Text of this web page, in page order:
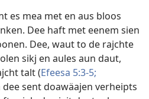
es mea met en aus bloos
Dee haft met eenem sien
Dee, waut to de rajchte
sikj en aules aun daut,
talt (Efeesa 5:3-5;
dee sent doawäajen verheipts